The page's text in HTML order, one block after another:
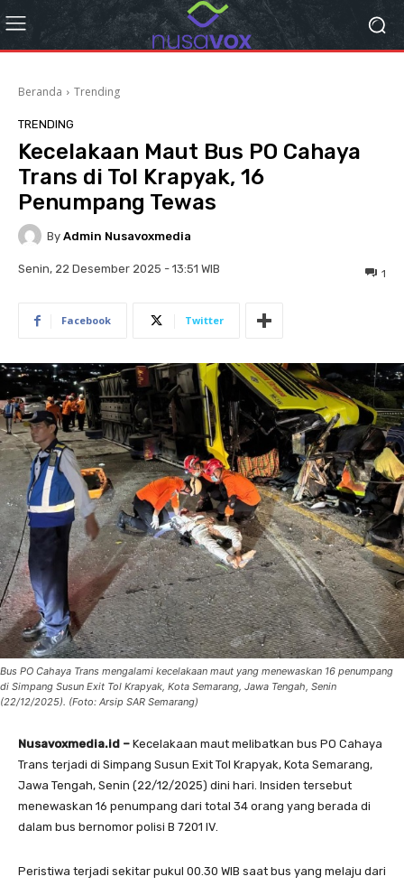
Beranda Trending
TRENDING
Kecelakaan Maut Bus PO Cahaya
Trans di Tol Krapyak, 16
Penumpang Tewas
By Admin Nusavoxmedia
Senin, 22 Desember 2025 - 13:51 WIB 1
Facebook Twitter
Bus PO Cahaya Trans mengalami kecelakaan maut yang menewaskan 16 penumpang
di Simpang Susun Exit Tol Krapyak, Kota Semarang, Jawa Tengah, Senin
(22/12/2025). (Foto: Arsip SAR Semarang)
Nusavoxmedia.id – Kecelakaan maut melibatkan bus PO Cahaya
Trans terjadi di Simpang Susun Exit Tol Krapyak, Kota Semarang,
Jawa Tengah, Senin (22/12/2025) dini hari. Insiden tersebut
menewaskan 16 penumpang dari total 34 orang yang berada di
dalam bus bernomor polisi B 7201 IV.
Peristiwa terjadi sekitar pukul 00.30 WIB saat bus yang melaju dari